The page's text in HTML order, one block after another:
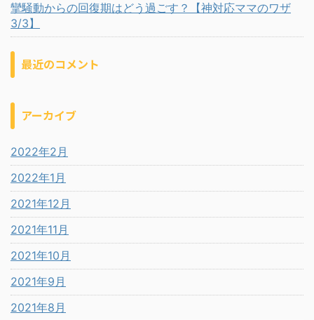
攣騒動からの回復期はどう過ごす？【神対応ママのワザ
3/3】
最近のコメント
アーカイブ
2022年2月
2022年1月
2021年12月
2021年11月
2021年10月
2021年9月
2021年8月